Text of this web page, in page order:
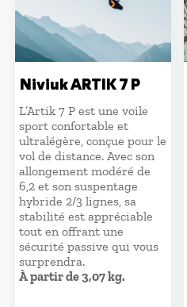
Niviuk ARTIK 7 P
L’Artik 7 P est une voile
sport confortable et
ultralégère, conçue pour le
vol de distance. Avec son
allongement modéré de
6,2 et son suspentage
hybride 2/3 lignes, sa
stabilité est appréciable
tout en offrant une
sécurité passive qui vous
surprendra.
À partir de 3,07 kg.